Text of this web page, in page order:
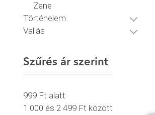
Zene
Történelem
Vallás
Szűrés ár szerint
999 Ft alatt
1 000 és 2 499 Ft között